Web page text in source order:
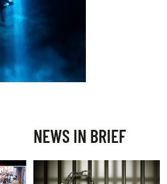
NEWS IN BRIEF